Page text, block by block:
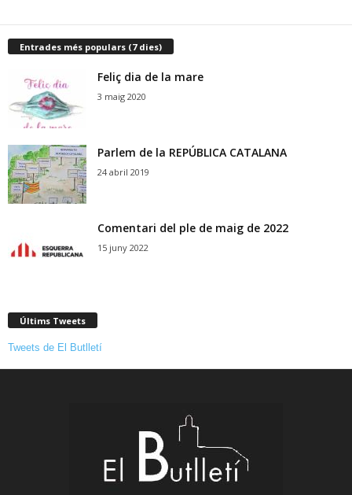
Entrades més populars (7 dies)
Feliç dia de la mare
3 maig 2020
Parlem de la REPÚBLICA CATALANA
24 abril 2019
Comentari del ple de maig de 2022
15 juny 2022
Últims Tweets
Tweets de El Butlletí